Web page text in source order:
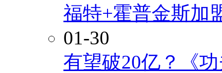
福特+霍普金斯加
01-30
有望破20亿？《